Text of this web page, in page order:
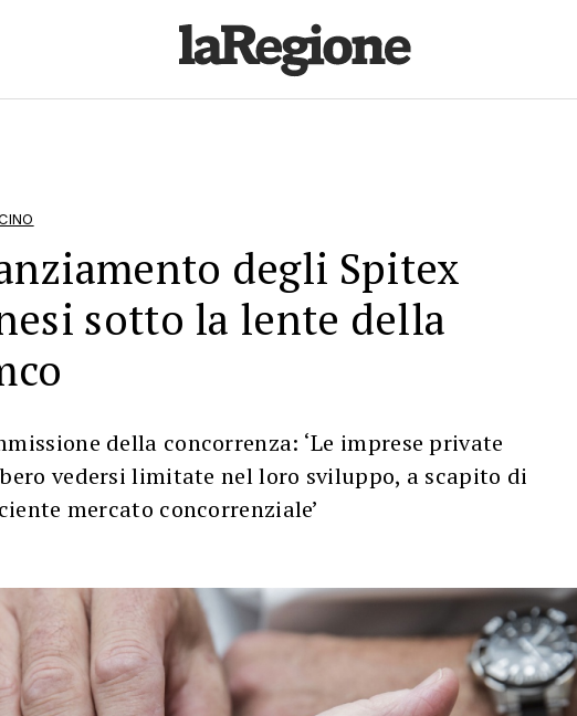
degli Spitex
sotto la lente della
della concorrenza: ‘Le imprese private
vedersi limitate nel loro sviluppo, a scapito di
mercato concorrenziale’